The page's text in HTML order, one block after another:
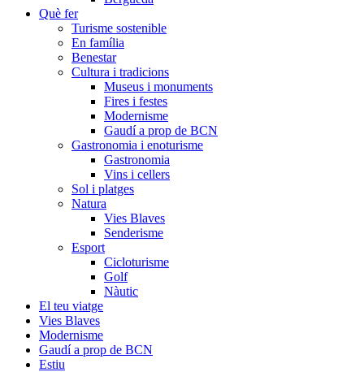
Què fer
Turisme sostenible
En família
Benestar
Cultura i tradicions
Museus i monuments
Fires i festes
Modernisme
Gaudí a prop de BCN
Gastronomia i enoturisme
Gastronomia
Vins i cellers
Sol i platges
Natura
Vies Blaves
Senderisme
Esport
Cicloturisme
Golf
Nàutic
El teu viatge
Vies Blaves
Modernisme
Gaudí a prop de BCN
Estiu